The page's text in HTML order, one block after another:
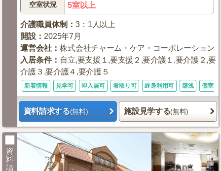
空室状況 5室以上
介護職員体制 ：3：1人以上
開設 ： 2025年7月
運営会社 ：株式会社チャーム・ケア・コーポレーション
入居条件： 自立,要支援１,要支援２,要介護１,要介護２,要
介護３,要介護４,要介護５
新着情報 見学可 即入居可 看取り可 終身利用可 築浅 個室あ
資料請求する(無料) 施設見学する(無料)
資
料
請